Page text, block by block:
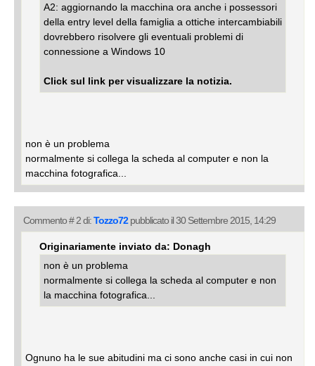
A2: aggiornando la macchina ora anche i possessori
della entry level della famiglia a ottiche intercambiabili
dovrebbero risolvere gli eventuali problemi di
connessione a Windows 10
Click sul link per visualizzare la notizia.
non è un problema
normalmente si collega la scheda al computer e non la
macchina fotografica...
Commento # 2 di:Tozzo72pubblicato il 30 Settembre 2015, 14:29
Originariamente inviato da: Donagh
non è un problema
normalmente si collega la scheda al computer e non
la macchina fotografica...
Ognuno ha le sue abitudini ma ci sono anche casi in cui non